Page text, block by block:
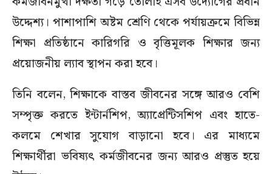
উদ্দেশ্য। পাশাপাশি অষ্টম শ্রেণি থেকে পর্যায়ক্রমে বিভিন্ন
শিক্ষা প্রতিষ্ঠানে কারিগরি ও বৃত্তিমূলক শিক্ষার জন্য
প্রয়োজনীয় ল্যাব স্থাপন করা হবে।
তিনি বলেন, শিক্ষাকে বাস্তব জীবনের সঙ্গে আরও বেশি
সম্পৃক্ত করতে ইন্টার্নশিপ, অ্যাপ্রেন্টিসশিপ এবং হাতে-
কলমে শেখার সুযোগ বাড়ানো হবে। এর মাধ্যমে
শিক্ষার্থীরা ভবিষ্যৎ কর্মজীবনের জন্য আরও প্রস্তুত হয়ে